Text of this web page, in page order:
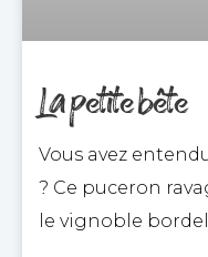
La petite bête
Vous avez
? Ce puceron
le vignoble